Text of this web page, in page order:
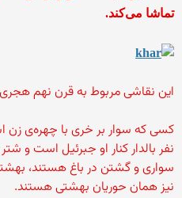
تماشا می‌کند.
این نقاشی مربوط به قرن نهم هجری
کسی که سوار بر خری با چهره‌ی زن
نفر بالدار کنار او جبرئیل است و
سواری و گشتن در باغ هستند،
نیز همان حوریان بهشتی هستند.